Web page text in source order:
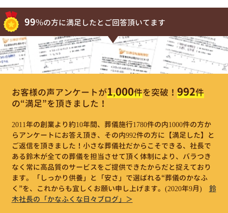
99%の方に満足したとご回答頂いてます
お客様の声アンケートが1,000件を突破！ 992件
の“満足”を頂きました！
2011年の創業より約10年間、葬儀施行1780件の内1000件の方か
らアンケートにお答え頂き、その内992件の方に【満足した】と
ご返信を頂きました！小さな葬儀社だからこそできる、社長で
ある鈴木が全ての葬儀を担当させて頂く体制により、バラつき
なく常に高品質のサービスをご提供できたからだと捉えており
ます。「しっかり供養」と「安さ」で選ばれる“葬儀のかなふ
く”を、これからも宜しくお願い申し上げます。 (2020年9月)
鈴
木社長の「かなふくな日々ブログ」＞